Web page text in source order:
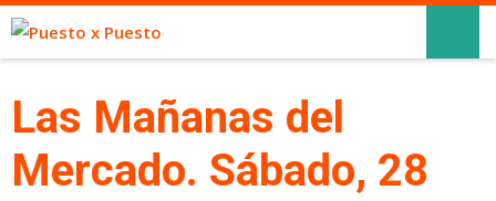
Las Mañanas del
Mercado. Sábado, 28